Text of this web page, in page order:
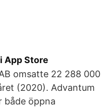
App Store
omsatte 22 288 000
(2020). Advantum
både öppna